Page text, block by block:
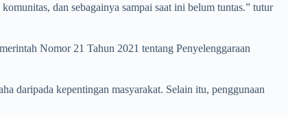
dan sebagainya sampai saat ini belum tuntas.” tutur
Nomor 21 Tahun 2021 tentang Penyelenggaraan
daripada kepentingan masyarakat. Selain itu, penggunaan